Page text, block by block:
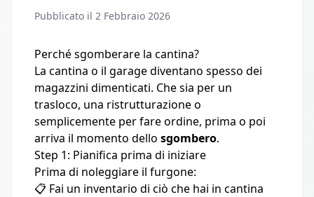
Pubblicato il 2 Febbraio 2026
Perché sgomberare la cantina?
La cantina o il garage diventano spesso dei
magazzini dimenticati. Che sia per un
trasloco, una ristrutturazione o
semplicemente per fare ordine, prima o poi
arriva il momento dello sgombero.
Step 1: Pianifica prima di iniziare
Prima di noleggiare il furgone:
📋 Fai un inventario di ciò che hai in cantina